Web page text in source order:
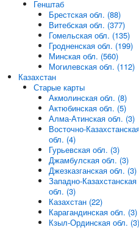
Генштаб
Брестская обл. (88)
Витебская обл. (377)
Гомельская обл. (135)
Гродненская обл. (199)
Минская обл. (560)
Могилевская обл. (112)
Казахстан
Старые карты
Акмолинская обл. (8)
Актюбинская обл. (5)
Алма-Атинская обл. (3)
Восточно-
обл. (4)
Гурьевская обл. (3)
Джамбулская обл. (3)
Джезказганская обл. (3)
Западно-Казахстанская
обл. (3)
Казахстан (22)
Карагандинская обл. (3)
Кзыл-Ординская обл. (3)